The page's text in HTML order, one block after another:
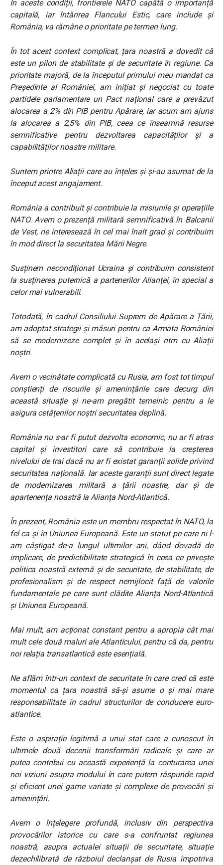
În aceste condiții, frontierele NATO capătă o importanță
capitală, iar întărirea Flancului Estic, care include și
România, va rămâne o prioritate pe termen lung.
În tot acest context complicat, țara noastră a dovedit că
este un pilon de stabilitate și de securitate în regiune. Ca
prioritate majoră, de la începutul primului meu mandat ca
Președinte al României, am inițiat și negociat cu toate
partidele parlamentare un Pact național care a prevăzut
alocarea a 2% din PIB pentru Apărare, iar acum am ajuns
la alocarea a 2,5% din PIB, ceea ce înseamnă resurse
semnificative pentru dezvoltarea capacităților și a
capabilităților noastre militare.
Suntem printre Aliații care au înțeles și și-au asumat de la
început acest angajament.
România a contribuit și contribuie la misiunile și operațiile
NATO. Avem o prezență militară semnificativă în Balcanii
de Vest, ne interesează în cel mai înalt grad și contribuim
în mod direct la securitatea Mării Negre.
Susținem necondiționat Ucraina și contribuim consistent
la susținerea puternică a partenerilor Alianței, în special a
celor mai vulnerabili.
Totodată, în cadrul Consiliului Suprem de Apărare a Țării,
am adoptat strategii și măsuri pentru ca Armata României
să se modernizeze complet și în același ritm cu Aliații
noștri.
Avem o vecinătate complicată cu Rusia, am fost tot timpul
conștienți de riscurile și amenințările care decurg din
această situație și ne-am pregătit temeinic pentru a le
asigura cetățenilor noștri securitatea deplină.
România nu s-ar fi putut dezvolta economic, nu ar fi atras
capital și investitori care să contribuie la creșterea
nivelului de trai dacă nu ar fi existat garanții solide privind
securitatea națională. Iar aceste garanții sunt direct legate
de modernizarea militară a țării noastre, dar și de
apartenența noastră la Alianța Nord-Atlantică.
În prezent, România este un membru respectat în NATO, la
fel ca și în Uniunea Europeană. Este un statut pe care ni l-
am câștigat de-a lungul ultimilor ani, dând dovadă de
implicare, de predictibilitate strategică în ceea ce privește
politica noastră externă și de securitate, de stabilitate, de
profesionalism și de respect nemijlocit față de valorile
fundamentale pe care sunt clădite Alianța Nord-Atlantică
și Uniunea Europeană.
Mai mult, am acționat constant pentru a apropia cât mai
mult cele două maluri ale Atlanticului, pentru că da, pentru
noi relația transatlantică este esențială.
Ne aflăm într-un context de securitate în care cred că este
momentul ca țara noastră să-și asume o și mai mare
responsabilitate în cadrul structurilor de conducere euro-
atlantice.
Este o aspirație legitimă a unui stat care a cunoscut în
ultimele două decenii transformări radicale și care ar
putea contribui cu această experiență la conturarea unei
noi viziuni asupra modului în care putem răspunde rapid
și eficient unei game variate și complexe de provocări și
amenințări.
Avem o înțelegere profundă, inclusiv din perspectiva
provocărilor istorice cu care s-a confruntat regiunea
noastră, asupra actualei situații de securitate, situație
dezechilibrată de războiul declanșat de Rusia împotriva